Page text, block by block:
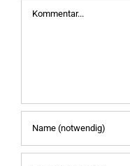
Kommentar